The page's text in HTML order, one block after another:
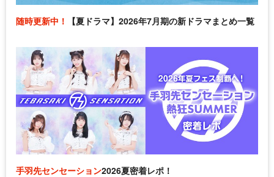
随時更新中！ 【夏ドラマ】2026年7月期の新ドラマまとめ一覧
手羽先センセーション2026夏密着レポ！